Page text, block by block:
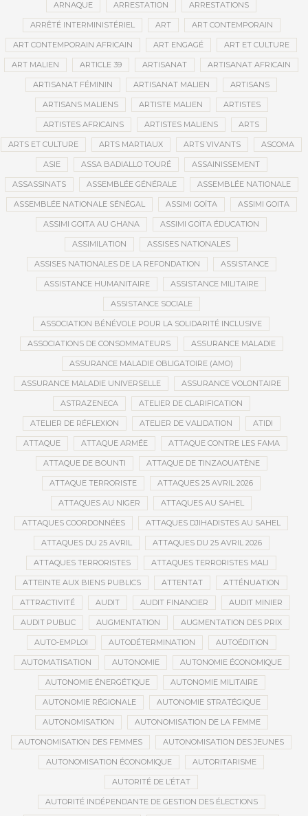
ARNAQUE ARRESTATION ARRESTATIONS
ARRÊTÉ INTERMINISTÉRIEL ART ART CONTEMPORAIN
ART CONTEMPORAIN AFRICAIN ART ENGAGÉ ART ET CULTURE
ART MALIEN ARTICLE 39 ARTISANAT ARTISANAT AFRICAIN
ARTISANAT FÉMININ ARTISANAT MALIEN ARTISANS
ARTISANS MALIENS ARTISTE MALIEN ARTISTES
ARTISTES AFRICAINS ARTISTES MALIENS ARTS
ARTS ET CULTURE ARTS MARTIAUX ARTS VIVANTS ASCOMA
ASIE ASSA BADIALLO TOURÉ ASSAINISSEMENT
ASSASSINATS ASSEMBLÉE GÉNÉRALE ASSEMBLÉE NATIONALE
ASSEMBLÉE NATIONALE SÉNÉGAL ASSIMI GOÏTA ASSIMI GOITA
ASSIMI GOITA AU GHANA ASSIMI GOÏTA ÉDUCATION
ASSIMILATION ASSISES NATIONALES
ASSISES NATIONALES DE LA REFONDATION ASSISTANCE
ASSISTANCE HUMANITAIRE ASSISTANCE MILITAIRE
ASSISTANCE SOCIALE
ASSOCIATION BÉNÉVOLE POUR LA SOLIDARITÉ INCLUSIVE
ASSOCIATIONS DE CONSOMMATEURS ASSURANCE MALADIE
ASSURANCE MALADIE OBLIGATOIRE (AMO)
ASSURANCE MALADIE UNIVERSELLE ASSURANCE VOLONTAIRE
ASTRAZENECA ATELIER DE CLARIFICATION
ATELIER DE RÉFLEXION ATELIER DE VALIDATION ATIDI
ATTAQUE ATTAQUE ARMÉE ATTAQUE CONTRE LES FAMA
ATTAQUE DE BOUNTI ATTAQUE DE TINZAOUATÈNE
ATTAQUE TERRORISTE ATTAQUES 25 AVRIL 2026
ATTAQUES AU NIGER ATTAQUES AU SAHEL
ATTAQUES COORDONNÉES ATTAQUES DJIHADISTES AU SAHEL
ATTAQUES DU 25 AVRIL ATTAQUES DU 25 AVRIL 2026
ATTAQUES TERRORISTES ATTAQUES TERRORISTES MALI
ATTEINTE AUX BIENS PUBLICS ATTENTAT ATTÉNUATION
ATTRACTIVITÉ AUDIT AUDIT FINANCIER AUDIT MINIER
AUDIT PUBLIC AUGMENTATION AUGMENTATION DES PRIX
AUTO-EMPLOI AUTODÉTERMINATION AUTOÉDITION
AUTOMATISATION AUTONOMIE AUTONOMIE ÉCONOMIQUE
AUTONOMIE ÉNERGÉTIQUE AUTONOMIE MILITAIRE
AUTONOMIE RÉGIONALE AUTONOMIE STRATÉGIQUE
AUTONOMISATION AUTONOMISATION DE LA FEMME
AUTONOMISATION DES FEMMES AUTONOMISATION DES JEUNES
AUTONOMISATION ÉCONOMIQUE AUTORITARISME
AUTORITÉ DE L’ÉTAT
AUTORITÉ INDÉPENDANTE DE GESTION DES ÉLECTIONS